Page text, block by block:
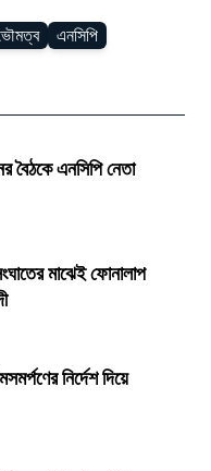
এনসিপি
বৈঠকে এনসিপি নেতা
মাঝেই ফোনালাপ
নির্দেশ দিয়ে